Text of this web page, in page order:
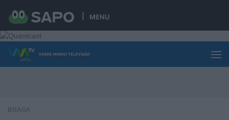
MENU
Skip to content